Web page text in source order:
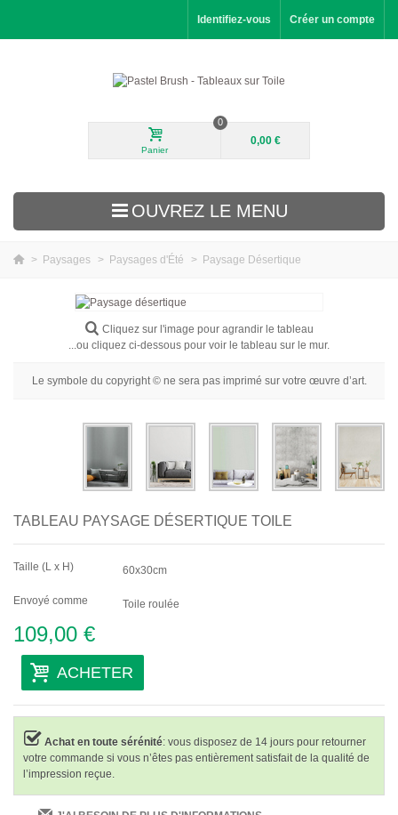
Identifiez-vous Créer un compte
Panier
0
0,00 €
OUVREZ LE MENU
Portraits
Par Pièce
> Paysages > Paysages d'Été > Paysage Désertique
Cliquez sur l'image pour agrandir le tableau
...ou cliquez ci-dessous pour voir le tableau sur le mur.
Le symbole du copyright © ne sera pas imprimé sur votre œuvre d’art.
TABLEAU PAYSAGE DÉSERTIQUE TOILE
Taille (L x H) 60x30cm
Envoyé comme Toile roulée
109,00 €
ACHETER
Achat en toute sérénité: vous disposez de 14 jours pour retourner
votre commande si vous n’êtes pas entièrement satisfait de la qualité de
l’impression reçue.